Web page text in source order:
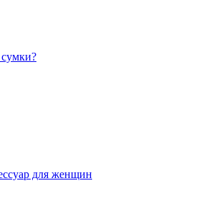
для женщин